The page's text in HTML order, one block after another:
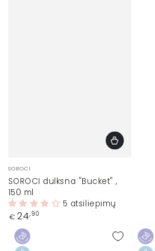
Prekinis
ženklas:
SOROCI
SOROCI dulksna "Bucket" ,
150 ml
5 atsiliepimų
Įprasta
€ 24,90